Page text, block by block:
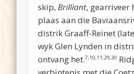
skip,Brilliant, gearriveer
plaas aan die
distrik Graaff-Reinet
wyk Glen Lynden in
ontvang het.7,10,11,29,30